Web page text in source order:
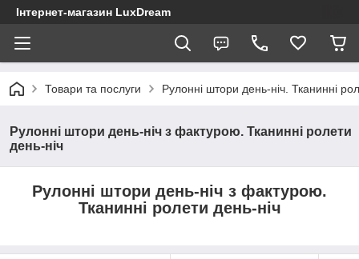
Інтернет-магазин LuxDream
Товари та послуги Рулонні штори день-ніч. Тканинні
Рулонні штори день-ніч з фактурою. Тканинні ролети
день-ніч
Рулонні штори день-ніч з фактурою.
Тканинні ролети день-ніч